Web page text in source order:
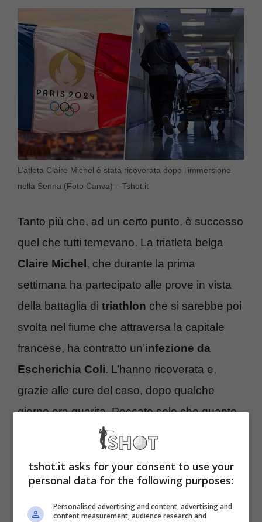
L’atleta Claire Michel è stata ricoverata dopo l’immersione
nella Senna (Foto Canva) – Tshot.it
Tanto più che, ad un certo punto, è successo
quel che tutti temevano. La triatleta belga
Claire Michel, che durante la prima
settimana ha partecipato alle prove in vista
della battaglia di triathlon che si sarebbe poi
svolta nel fiume che attraversa la capitale
francese, ha contratto un’infezione da
Escherichia Coli. L’hanno ricoverata e,
grazie alle cure del caso, dopo qualche
giorno era guarita. Peccato solo che quanto
accaduto alla campionessa di Bruxelles
abbia innescato una lunga scia di polemiche.
olimpico belgaè esploso. Ha rilasciato un
tshot.it asks for your consent to use your
personal data for the following purposes:
Personalised advertising and content, advertising and
content measurement, audience research and